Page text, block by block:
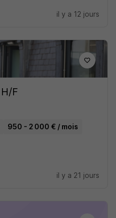
il y a 12 jours
F
950 - 2 000 € / mois
il y a 21 jours